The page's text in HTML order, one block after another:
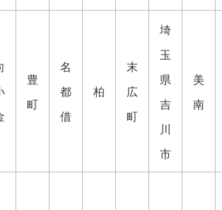
豊
町
名
都
借
柏
末
広
町
埼
玉
県
吉
川
市
美
南